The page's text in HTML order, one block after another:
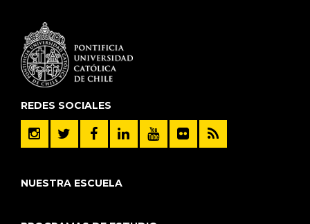
REDES SOCIALES
NUESTRA ESCUELA